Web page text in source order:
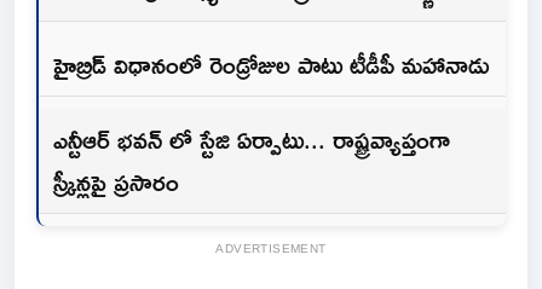
హైబ్రిడ్ విధానంలో రెండ్రోజుల పాటు టీడీపీ మహానాడు
ఎన్టీఆర్ భవన్ లో స్టేజి ఏర్పాటు... రాష్ట్రవ్యాప్తంగా
స్క్రీన్లపై ప్రసారం
ADVERTISEMENT